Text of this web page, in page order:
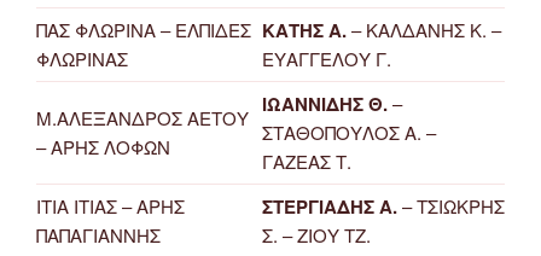
ΠΑΣ ΦΛΩΡΙΝΑ – ΕΛΠΙΔΕΣ
ΦΛΩΡΙΝΑΣ
ΚΑΤΗΣ Α.– ΚΑΛΔΑΝΗΣ Κ. –
ΕΥΑΓΓΕΛΟΥ Γ.
Μ.ΑΛΕΞΑΝΔΡΟΣ ΑΕΤΟΥ
– ΑΡΗΣ ΛΟΦΩΝ
ΙΩΑΝΝΙΔΗΣ Θ.–
ΣΤΑΘΟΠΟΥΛΟΣ Α. –
ΓΑΖΕΑΣ Τ.
ΙΤΙΑ ΙΤΙΑΣ – ΑΡΗΣ
ΠΑΠΑΓΙΑΝΝΗΣ
ΣΤΕΡΓΙΑΔΗΣ Α.– ΤΣΙΩΚΡΗΣ
Σ. – ΖΙΟΥ ΤΖ.